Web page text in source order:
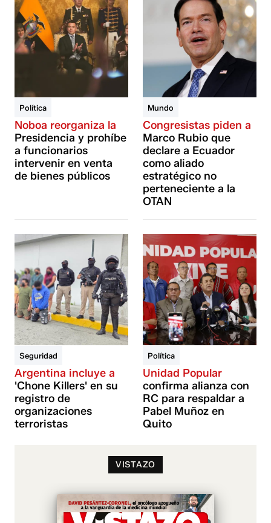
Política
Noboa reorganiza la
Presidencia y prohíbe
a funcionarios
intervenir en venta
de bienes públicos
Mundo
Congresistas piden a
Marco Rubio que
declare a Ecuador
como aliado
estratégico no
perteneciente a la
OTAN
Seguridad
Argentina incluye a
'Chone Killers' en su
registro de
organizaciones
terroristas
Política
Unidad Popular
confirma alianza con
RC para respaldar a
Pabel Muñoz en
Quito
VISTAZO